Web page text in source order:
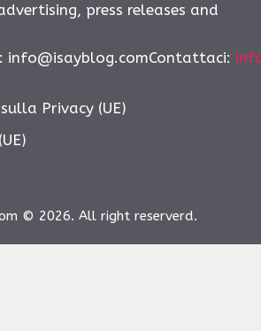
press releases and
info@isayblog.comContattaci:
Privacy (UE)
© 2026. All right reserverd.